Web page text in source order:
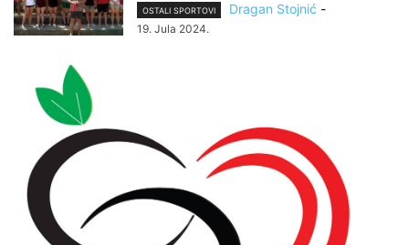
OSTALI SPORTOVI Dragan Stojnić -
19. Jula 2024.